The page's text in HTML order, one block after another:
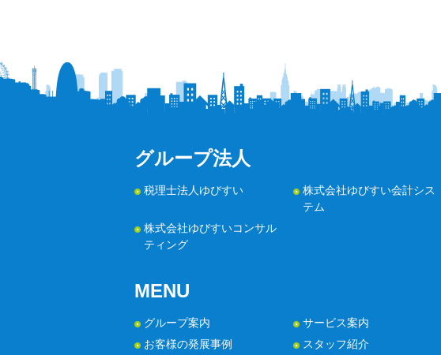
グループ法人
税理士法人ゆびすい
株式会社ゆびすい会計シス
テム
株式会社ゆびすいコンサル
ティング
MENU
グループ案内 サービス案内
お客様の発展事例
スタッフ紹介